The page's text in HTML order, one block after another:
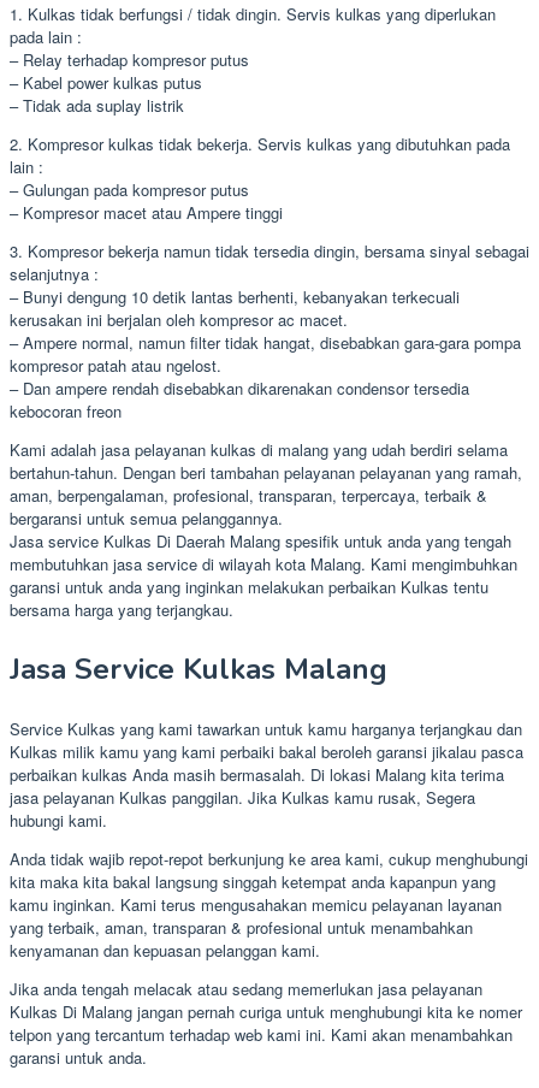
1. Kulkas tidak berfungsi / tidak dingin. Servis kulkas yang diperlukan
pada lain :
– Relay terhadap kompresor putus
– Kabel power kulkas putus
– Tidak ada suplay listrik
2. Kompresor kulkas tidak bekerja. Servis kulkas yang dibutuhkan pada
lain :
– Gulungan pada kompresor putus
– Kompresor macet atau Ampere tinggi
3. Kompresor bekerja namun tidak tersedia dingin, bersama sinyal sebagai
selanjutnya :
– Bunyi dengung 10 detik lantas berhenti, kebanyakan terkecuali
kerusakan ini berjalan oleh kompresor ac macet.
– Ampere normal, namun filter tidak hangat, disebabkan gara-gara pompa
kompresor patah atau ngelost.
– Dan ampere rendah disebabkan dikarenakan condensor tersedia
kebocoran freon
Kami adalah jasa pelayanan kulkas di malang yang udah berdiri selama
bertahun-tahun. Dengan beri tambahan pelayanan pelayanan yang ramah,
aman, berpengalaman, profesional, transparan, terpercaya, terbaik &
bergaransi untuk semua pelanggannya.
Jasa service Kulkas Di Daerah Malang spesifik untuk anda yang tengah
membutuhkan jasa service di wilayah kota Malang. Kami mengimbuhkan
garansi untuk anda yang inginkan melakukan perbaikan Kulkas tentu
bersama harga yang terjangkau.
Jasa Service Kulkas Malang
Service Kulkas yang kami tawarkan untuk kamu harganya terjangkau dan
Kulkas milik kamu yang kami perbaiki bakal beroleh garansi jikalau pasca
perbaikan kulkas Anda masih bermasalah. Di lokasi Malang kita terima
jasa pelayanan Kulkas panggilan. Jika Kulkas kamu rusak, Segera
hubungi kami.
Anda tidak wajib repot-repot berkunjung ke area kami, cukup menghubungi
kita maka kita bakal langsung singgah ketempat anda kapanpun yang
kamu inginkan. Kami terus mengusahakan memicu pelayanan layanan
yang terbaik, aman, transparan & profesional untuk menambahkan
kenyamanan dan kepuasan pelanggan kami.
Jika anda tengah melacak atau sedang memerlukan jasa pelayanan
Kulkas Di Malang jangan pernah curiga untuk menghubungi kita ke nomer
telpon yang tercantum terhadap web kami ini. Kami akan menambahkan
garansi untuk anda.